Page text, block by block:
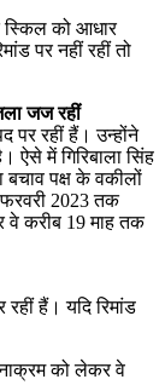
स्किल को आधार
पर नहीं रहीं तो
जज रहीं
पर रहीं हैं। उन्होंने
ऐसे में गिरिबाला सिंह
पक्ष के वकीलों
2023 तक
वे करीब 19 माह तक
रहीं हैं। यदि रिमांड
को लेकर वे